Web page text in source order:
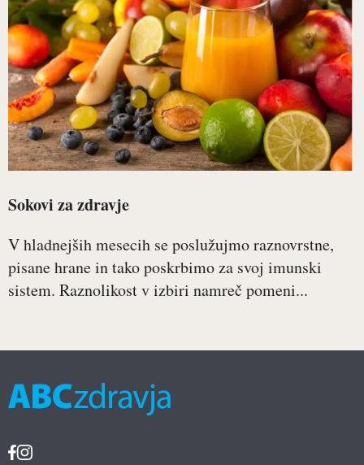
Sokovi za zdravje
V hladnejših mesecih se poslužujmo raznovrstne,
pisane hrane in tako poskrbimo za svoj imunski
sistem. Raznolikost v izbiri namreč pomeni...